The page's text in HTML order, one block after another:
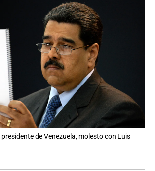
de Venezuela, molesto con Luis